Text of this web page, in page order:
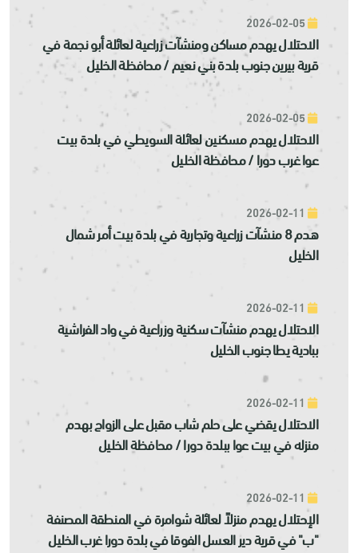
الاحتلال يهدم مساكن ومنشآت زراعية لعائلة أبو نجمة في
قرية بيرين جنوب بلدة بني نعيم / محافظة الخليل
الاحتلال يهدم مسكنين لعائلة السويطي في بلدة بيت
عوا غرب دورا / محافظة الخليل
هدم 8 منشآت زراعية وتجارية في بلدة بيت أمر شمال
الخليل
الاحتلال يهدم منشآت سكنية وزراعية في واد الفراشية
ببادية يطا جنوب الخليل
الاحتلال يقضي على حلم شاب مقبل على الزواج بهدم
منزله في بيت عوا ببلدة دورا / محافظة الخليل
الإحتلال يهدم منزلاً لعائلة شوامرة في المنطقة المصنفة
"ب" في قرية دير العسل الفوقا في بلدة دورا غرب الخليل